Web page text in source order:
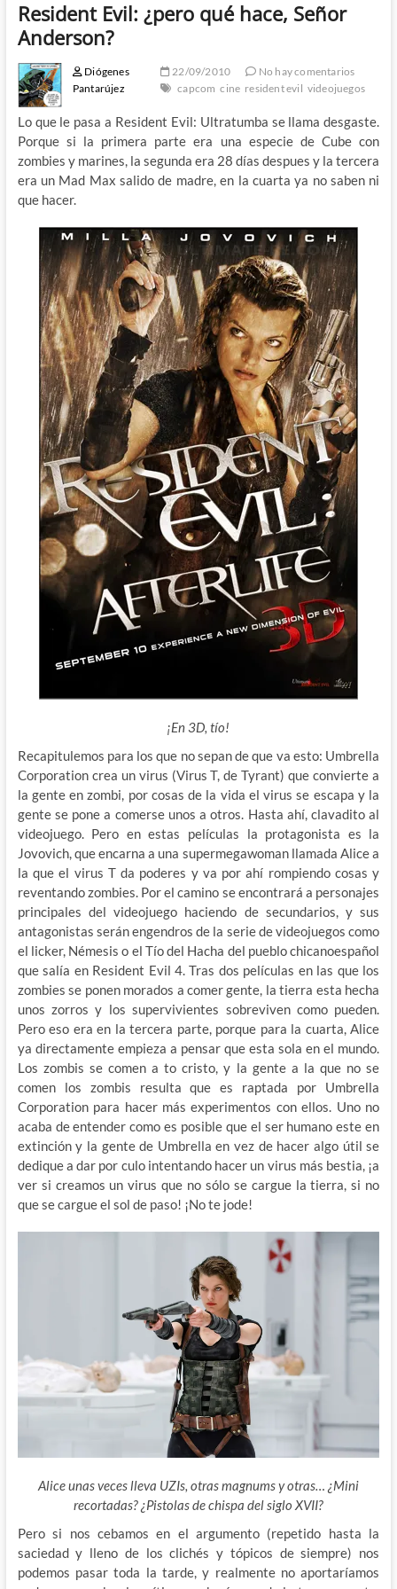
Resident Evil: ¿pero qué hace, Señor
Anderson?
Diógenes
Pantarújez
22/09/2010
No hay comentarios
capcom cine resident evil videojuegos
Lo que le pasa a Resident Evil: Ultratumba se llama desgaste.
Porque si la primera parte era una especie de Cube con
zombies y marines, la segunda era 28 días despues y la tercera
era un Mad Max salido de madre, en la cuarta ya no saben ni
que hacer.
¡En 3D, tío!
Recapitulemos para los que no sepan de que va esto: Umbrella
Corporation crea un virus (Virus T, de Tyrant) que convierte a
la gente en zombi, por cosas de la vida el virus se escapa y la
gente se pone a comerse unos a otros. Hasta ahí, clavadito al
videojuego. Pero en estas películas la protagonista es la
Jovovich, que encarna a una supermegawoman llamada Alice a
la que el virus T da poderes y va por ahí rompiendo cosas y
reventando zombies. Por el camino se encontrará a personajes
principales del videojuego haciendo de secundarios, y sus
antagonistas serán engendros de la serie de videojuegos como
el licker, Némesis o el Tío del Hacha del pueblo chicanoespañol
que salía en Resident Evil 4. Tras dos películas en las que los
zombies se ponen morados a comer gente, la tierra esta hecha
unos zorros y los supervivientes sobreviven como pueden.
Pero eso era en la tercera parte, porque para la cuarta, Alice
ya directamente empieza a pensar que esta sola en el mundo.
Los zombis se comen a to cristo, y la gente a la que no se
comen los zombis resulta que es raptada por Umbrella
Corporation para hacer más experimentos con ellos. Uno no
acaba de entender como es posible que el ser humano este en
extinción y la gente de Umbrella en vez de hacer algo útil se
dedique a dar por culo intentando hacer un virus más bestia, ¡a
ver si creamos un virus que no sólo se cargue la tierra, si no
que se cargue el sol de paso! ¡No te jode!
Alice unas veces lleva UZIs, otras magnums y otras… ¿Mini
recortadas? ¿Pistolas de chispa del siglo XVII?
Pero si nos cebamos en el argumento (repetido hasta la
saciedad y lleno de los clichés y tópicos de siempre) nos
podemos pasar toda la tarde, y realmente no aportaríamos